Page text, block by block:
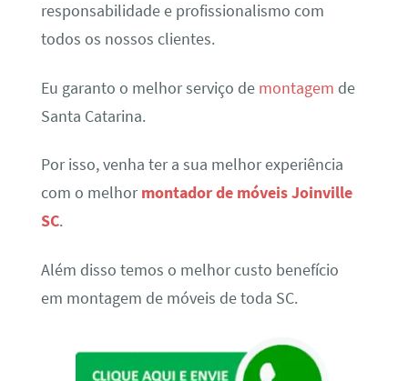
responsabilidade e profissionalismo com
todos os nossos clientes.
Eu garanto o melhor serviço de montagem de
Santa Catarina.
Por isso, venha ter a sua melhor experiência
com o melhormontador de móveis Joinville
SC.
Além disso temos o melhor custo benefício
em montagem de móveis de toda SC.